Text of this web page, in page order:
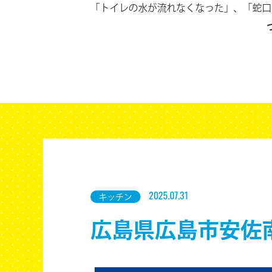
「トイレの水が流れなくなった」、「蛇
キッチン 2025.07.31
広島県広島市安佐